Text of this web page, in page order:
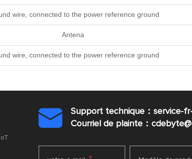
wire, connected to the power reference ground
Antena
wire, connected to the power reference ground

Support technique：service-
Courriel de plainte：cdebyte